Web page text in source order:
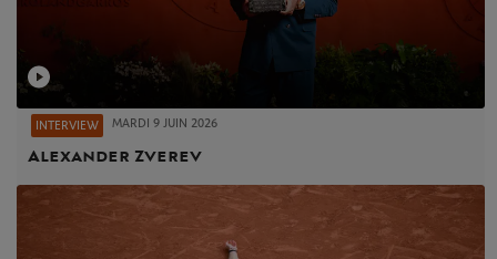
INTERVIEW MARDI 9 JUIN 2026
Alexander Zverev